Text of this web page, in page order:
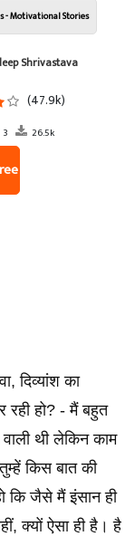
- Motivational Stories
Shrivastava
(47.9k)
3 26.5k
दिव्यांश का
रही हो? - मैं बहुत
थी लेकिन काम
किस बात की
कि जैसे मैं इंसान ही
क्यों ऐसा ही है। है